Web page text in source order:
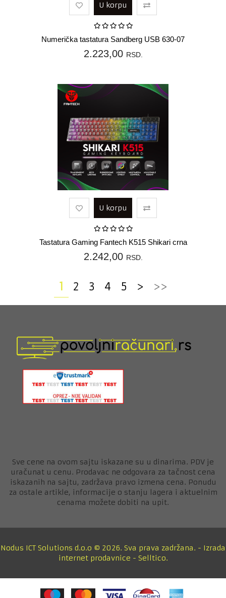
U korpu
Numerička tastatura Sandberg USB 630-07
2.223,00 RSD.
U korpu
Tastatura Gaming Fantech K515 Shikari crna
2.242,00 RSD.
1 2 3 4 5 > >>
Sve cene na ovom sajtu iskazane su u dinarima. PDV je
uračunat u cenu. Prodavac ne odgovara za tačnost cena
iskazanih na sajtu, zadržava pravo izmena cena. Ponudu
za ostale artikle, informacije o stanju lagera i aktuelnim
cenama možete dobiti na upit.
Nodus ICT Solutions d.o.o © 2026. Sva prava zadržana. - Izrada
internet prodavnice - Selltico.